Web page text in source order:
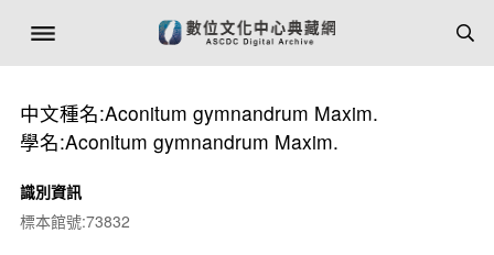
中文種名:Aconitum gymnandrum Maxim.
學名:Aconitum gymnandrum Maxim.
識別資訊
標本館號:73832